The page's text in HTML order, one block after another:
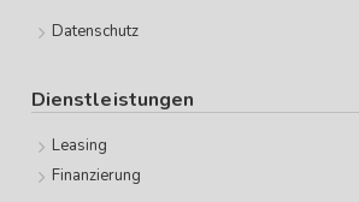
Datenschutz
Dienstleistungen
Leasing
Finanzierung